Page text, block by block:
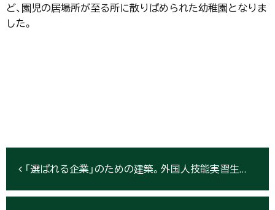
ど、園児の居場所が至る所に散りばめられた幼稚園となりま
した。
「選ばれる企業」のための建築。外国人技能実習生のQOLを高める、意匠性とプライバシーを両立した社員寮